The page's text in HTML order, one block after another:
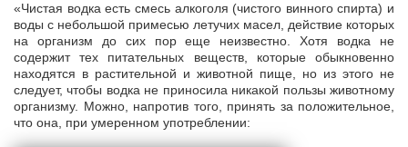
«Чистая водка есть смесь алкоголя (чистого винного спирта) и
воды с небольшой примесью летучих масел, действие которых
на организм до сих пор еще неизвестно. Хотя водка не
содержит тех питательных веществ, которые обыкновенно
находятся в растительной и животной пище, но из этого не
следует, чтобы водка не приносила никакой пользы животному
организму. Можно, напротив того, принять за положительное,
что она, при умеренном употреблении: